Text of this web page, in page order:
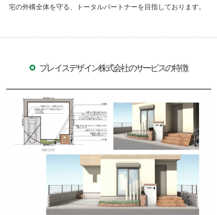
宅の外構全体を守る、トータルパートナーを目指しております。
プレイスデザイン株式会社のサービスの特徴